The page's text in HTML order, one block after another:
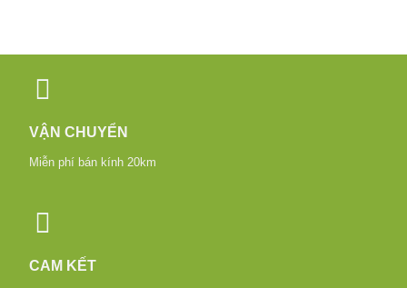
VẬN CHUYỂN
Miễn phí bán kính 20km
CAM KẾT